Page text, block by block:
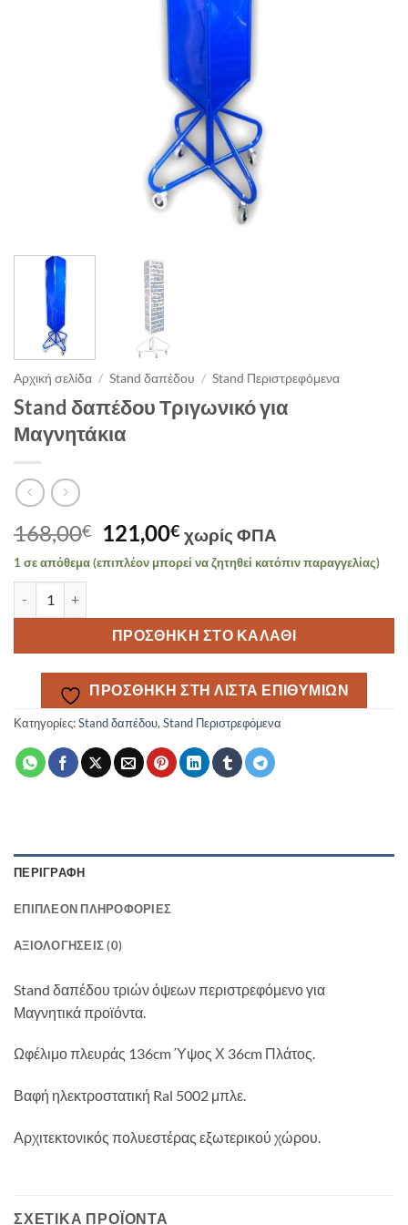
Αρχική σελίδα / Stand δαπέδου / Stand Περιστρεφόμενα
Stand δαπέδου Τριγωνικό για
Μαγνητάκια
168,00€
Original
price
was:
121,00€Η
τρέχουσα
τιμή
121,00€.
χωρίς ΦΠΑ
1 σε απόθεμα (επιπλέον μπορεί να ζητηθεί κατόπιν παραγγελίας)
ΠΡΟΣΘΉΚΗ ΣΤΟ ΚΑΛΆΘΙ
ΠΡΟΣΘΉΚΗ ΣΤΗ ΛΊΣΤΑ ΕΠΙΘΥΜΙΏΝ
Κατηγορίες:Stand δαπέδου, Stand Περιστρεφόμενα
ΠΕΡΙΓΡΑΦΉ
ΕΠΙΠΛΈΟΝ ΠΛΗΡΟΦΟΡΊΕΣ
ΑΞΙΟΛΟΓΉΣΕΙΣ (0)
Stand δαπέδου τριών όψεων περιστρεφόμενο για
Μαγνητικά προϊόντα.
Ωφέλιμο πλευράς 136cm Ύψος Χ 36cm Πλάτος.
Βαφή ηλεκτροστατική Ral 5002 μπλε.
Αρχιτεκτονικός πολυεστέρας εξωτερικού χώρου.
ΣΧΕΤΙΚΆ ΠΡΟΪΌΝΤΑ